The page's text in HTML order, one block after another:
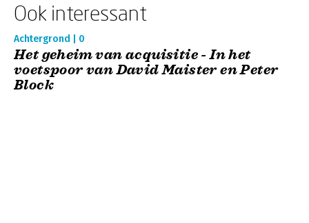
Ook interessant
Achtergrond | 0
Het geheim van acquisitie - In het
voetspoor van David Maister en Peter
Block